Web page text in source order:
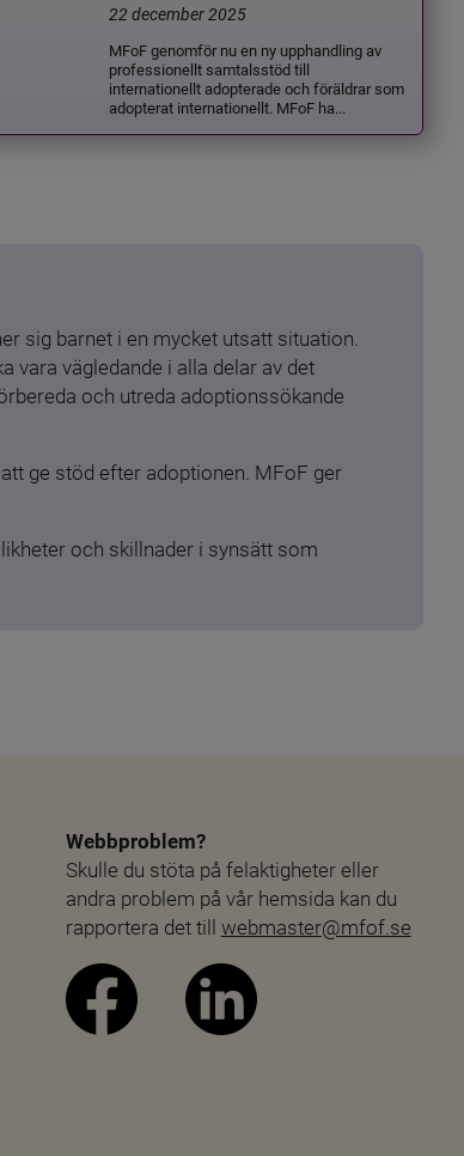
22 december 2025
MFoF genomför nu en ny upphandling av
professionellt samtalsstöd till
internationellt adopterade och föräldrar som
adopterat internationellt. MFoF ha...
sig barnet i en mycket utsatt situation.
vara vägledande i alla delar av det
och utreda adoptionssökande
ge stöd efter adoptionen. MFoF ger
och skillnader i synsätt som
Webbproblem?
Skulle du stöta på felaktigheter eller
andra problem på vår hemsida kan du
rapportera det till webmaster@mfof.se